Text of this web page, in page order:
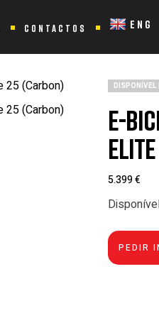
CONTACTOS ENG
DISPONÍVEL
e-
Elite
5.399€